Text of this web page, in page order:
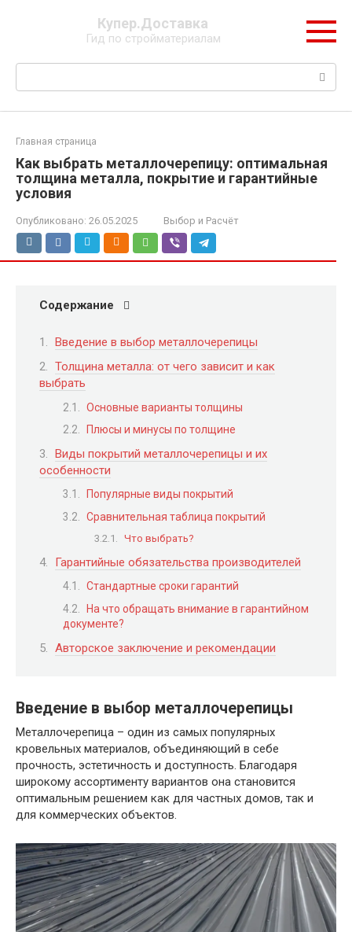
Купер.Доставка
Гид по стройматериалам
Поиск:
Главная страница
Как выбрать металлочерепицу: оптимальная
толщина металла, покрытие и гарантийные
условия
Опубликовано: 26.05.2025 Выбор и Расчёт
Содержание
Введение в выбор металлочерепицы
Толщина металла: от чего зависит и как
выбрать
Основные варианты толщины
Плюсы и минусы по толщине
Виды покрытий металлочерепицы и их
особенности
Популярные виды покрытий
Сравнительная таблица покрытий
Что выбрать?
Гарантийные обязательства производителей
Стандартные сроки гарантий
На что обращать внимание в гарантийном
документе?
Авторское заключение и рекомендации
Введение в выбор металлочерепицы
Металлочерепица – один из самых популярных
кровельных материалов, объединяющий в себе
прочность, эстетичность и доступность. Благодаря
широкому ассортименту вариантов она становится
оптимальным решением как для частных домов, так и
для коммерческих объектов.